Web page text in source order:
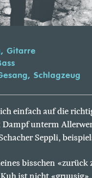
Gitarre
Schlagzeug
einfach auf die
unterm
Seppli,
bisschen